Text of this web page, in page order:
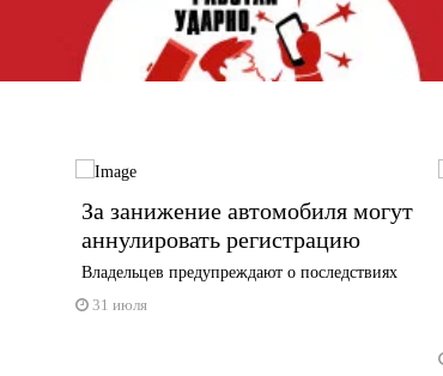
За занижение автомобиля могут
аннулировать регистрацию
Владельцев предупреждают о последствиях
31 июля